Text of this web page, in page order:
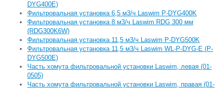
DYG400E)
Фильтровальная установка 6,5 м3/ч Laswim P-DYG400K
Фильтровальная установка 8 м3/ч Laswim RDG 300 мм
(RDG300K6W)
Фильтровальная установка 11,5 м3/ч Laswim P-DYG500K
Фильтровальная установка 11,5 м3/ч Laswim WL-P-DYG-E (P-
DYG500E)
Часть хомута фильтровальной установки Laswim, левая (01-
0505)
Часть хомута фильтровальной установки Laswim, правая (01-